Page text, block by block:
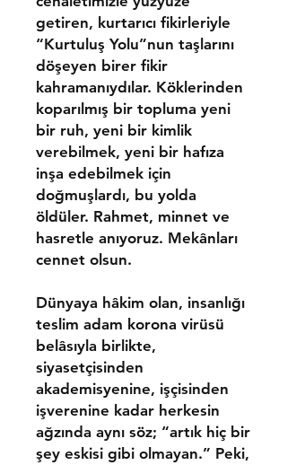
getiren, kurtarıcı fikirleriyle
“Kurtuluş Yolu”nun taşlarını
döşeyen birer fikir
kahramanıydılar. Köklerinden
koparılmış bir topluma yeni
bir ruh, yeni bir kimlik
verebilmek, yeni bir hafıza
inşa edebilmek için
doğmuşlardı, bu yolda
öldüler. Rahmet, minnet ve
hasretle anıyoruz. Mekânları
cennet olsun.
Dünyaya hâkim olan, insanlığı
teslim adam korona virüsü
belâsıyla birlikte,
siyasetçisinden
akademisyenine, işçisinden
işverenine kadar herkesin
ağzında aynı söz; “artık hiç bir
şey eskisi gibi olmayan.” Peki,